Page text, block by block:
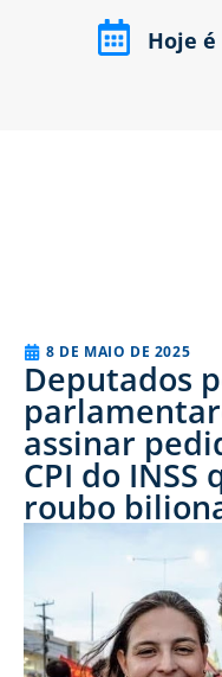
Hoje é
8 DE MAIO DE 2025
Deputados
assinar
CPI do
roubo